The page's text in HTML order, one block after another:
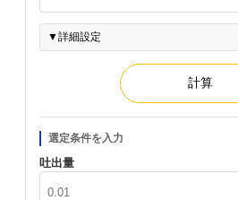
▼詳細設定
計算
選定条件を入力
吐出量